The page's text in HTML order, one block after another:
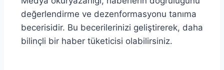
değerlendirme ve dezenformasyonu tanıma
becerisidir. Bu becerilerinizi geliştirerek, daha
bilinçli bir haber tüketicisi olabilirsiniz.